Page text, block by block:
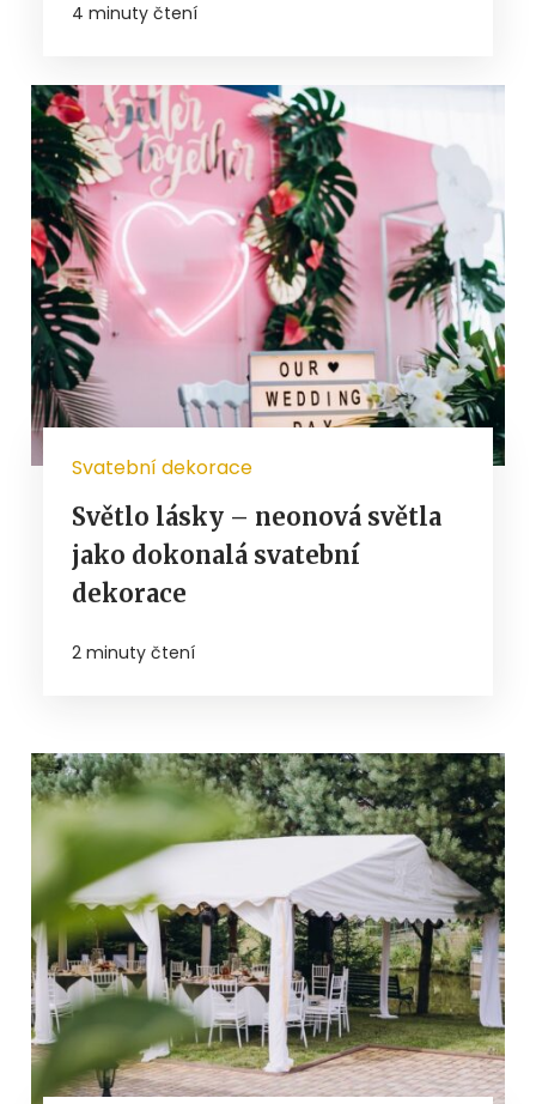
4 minuty čtení
Svatební dekorace
Světlo lásky – neonová světla
jako dokonalá svatební
dekorace
2 minuty čtení